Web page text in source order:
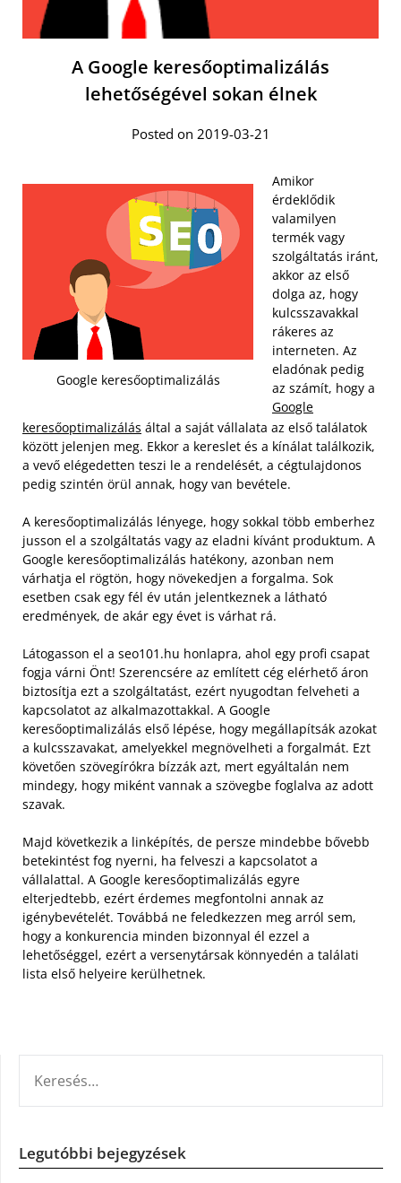
A Google keresőoptimalizálás
lehetőségével sokan élnek
Posted on 2019-03-21
Google keresőoptimalizálás
Amikor
érdeklődik
valamilyen
termék vagy
szolgáltatás iránt,
akkor az első
dolga az, hogy
kulcsszavakkal
rákeres az
interneten. Az
eladónak pedig
az számít, hogy a
Google
keresőoptimalizálás által a saját vállalata az első találatok
között jelenjen meg. Ekkor a kereslet és a kínálat találkozik,
a vevő elégedetten teszi le a rendelését, a cégtulajdonos
pedig szintén örül annak, hogy van bevétele.
A keresőoptimalizálás lényege, hogy sokkal több emberhez
jusson el a szolgáltatás vagy az eladni kívánt produktum. A
Google keresőoptimalizálás hatékony, azonban nem
várhatja el rögtön, hogy növekedjen a forgalma. Sok
esetben csak egy fél év után jelentkeznek a látható
eredmények, de akár egy évet is várhat rá.
Látogasson el a seo101.hu honlapra, ahol egy profi csapat
fogja várni Önt! Szerencsére az említett cég elérhető áron
biztosítja ezt a szolgáltatást, ezért nyugodtan felveheti a
kapcsolatot az alkalmazottakkal. A Google
keresőoptimalizálás első lépése, hogy megállapítsák azokat
a kulcsszavakat, amelyekkel megnövelheti a forgalmát. Ezt
követően szövegírókra bízzák azt, mert egyáltalán nem
mindegy, hogy miként vannak a szövegbe foglalva az adott
szavak.
Majd következik a linképítés, de persze mindebbe bővebb
betekintést fog nyerni, ha felveszi a kapcsolatot a
vállalattal. A Google keresőoptimalizálás egyre
elterjedtebb, ezért érdemes megfontolni annak az
igénybevételét. Továbbá ne feledkezzen meg arról sem,
hogy a konkurencia minden bizonnyal él ezzel a
lehetőséggel, ezért a versenytársak könnyedén a találati
lista első helyeire kerülhetnek.
Legutóbbi bejegyzések